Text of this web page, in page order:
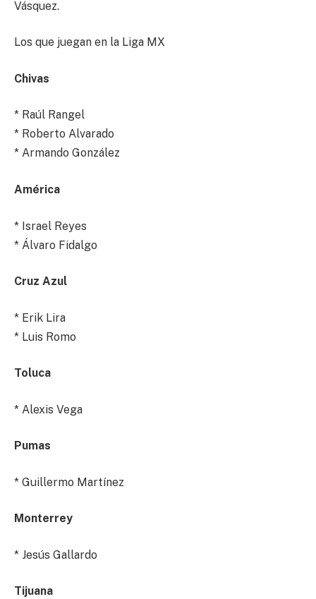
Vásquez.
Los que juegan en la Liga MX
Chivas
* Raúl Rangel
* Roberto Alvarado
* Armando González
América
* Israel Reyes
* Álvaro Fidalgo
Cruz Azul
* Erik Lira
* Luis Romo
Toluca
* Alexis Vega
Pumas
* Guillermo Martínez
Monterrey
* Jesús Gallardo
Tijuana